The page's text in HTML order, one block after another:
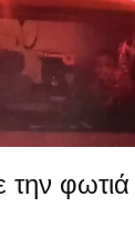
την